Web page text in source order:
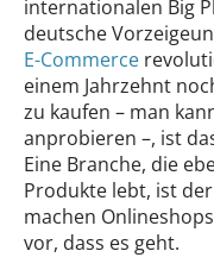
internationalen Big
deutsche
E-Commerce
einem Jahrzehnt
zu kaufen – man
anprobieren –, ist
Eine Branche, die
Produkte lebt, ist
machen
vor, dass es geht.